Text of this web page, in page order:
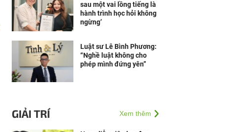
sau một vai lồng tiếng là
hành trình học hỏi không
ngừng’
Luật sư Lê Bình Phương:
“Nghề luật không cho
phép mình đứng yên”
GIẢI TRÍ Xem thêm